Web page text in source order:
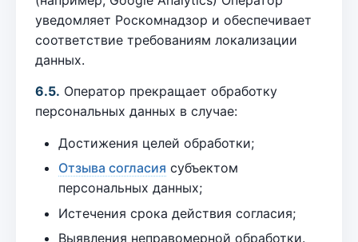
уведомляет Роскомнадзор и обеспечивает
соответствие требованиям локализации
данных.
6.5. Оператор прекращает обработку
персональных данных в случае:
Достижения целей обработки;
Отзыва согласия субъектом
персональных данных;
Истечения срока действия согласия;
Выявления неправомерной обработки.